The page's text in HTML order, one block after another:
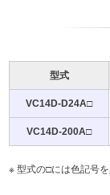
型式
VC14D-D24A□
VC14D-200A□
型式の□には色記号